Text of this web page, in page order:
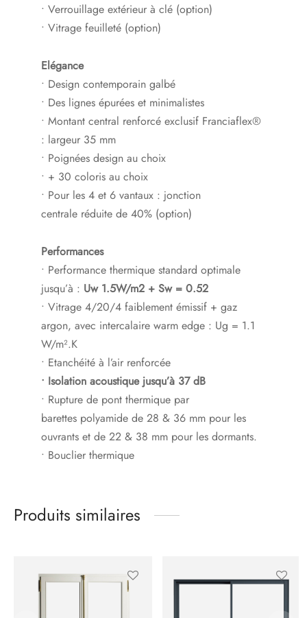
• Verrouillage extérieur à clé (option)
• Vitrage feuilleté (option)
Elégance
• Design contemporain galbé
• Des lignes épurées et minimalistes
• Montant central renforcé exclusif Franciaflex®
: largeur 35 mm
• Poignées design au choix
• + 30 coloris au choix
• Pour les 4 et 6 vantaux : jonction
centrale réduite de 40% (option)
Performances
• Performance thermique standard optimale
jusqu’à : Uw 1.5W/m2 + Sw = 0.52
• Vitrage 4/20/4 faiblement émissif + gaz
argon, avec intercalaire warm edge : Ug = 1.1
W/m².K
• Etanchéité à l’air renforcée
• Isolation acoustique jusqu’à 37 dB
• Rupture de pont thermique par
barettes polyamide de 28 & 36 mm pour les
ouvrants et de 22 & 38 mm pour les dormants.
• Bouclier thermique
Produits similaires